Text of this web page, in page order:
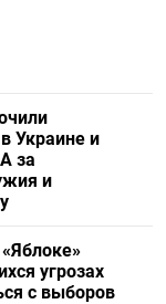
Украине и
за
и
угрозах
с выборов